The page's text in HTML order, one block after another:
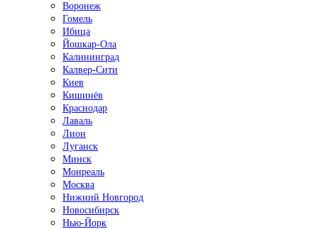
Воронеж
Гомель
Ибица
Йошкар-Ола
Калининград
Калвер-Сити
Киев
Кишинёв
Краснодар
Лаваль
Лион
Луганск
Минск
Монреаль
Москва
Нижний Новгород
Новосибирск
Нью-Йорк